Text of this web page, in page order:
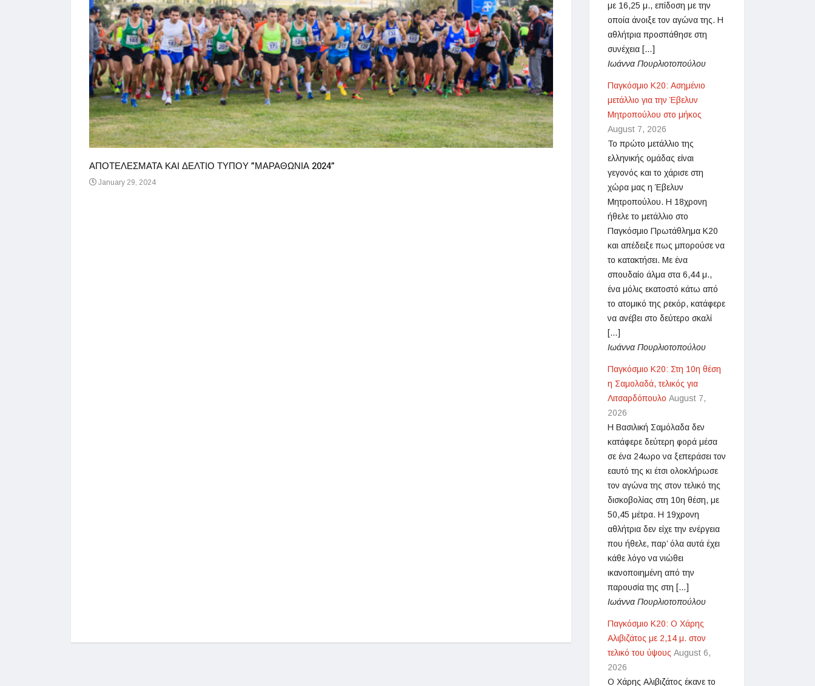
ΑΠΟΤΕΛΕΣΜΑΤΑ ΚΑΙ ΔΕΛΤΙΟ ΤΥΠΟΥ ”ΜΑΡΑΘΩΝΙΑ 2024”
January 29, 2024
ΑΠΟΤΕΛΕΣΜΑΤΑ ΑΓΩΝΩΝ ΣΤΙΒΟΥ ”ΤΑΣΟΣ ΞΕΝΟΣ 2026”
με 16,25 μ., επίδοση με την
οποία άνοιξε τον αγώνα της. Η
αθλήτρια προσπάθησε στη
συνέχεια […]
Ιωάννα Πουρλιοτοπούλου
Παγκόσμιο Κ20: Ασημένιο
μετάλλιο για την Έβελυν
Μητροπούλου στο μήκος
August 7, 2026
Το πρώτο μετάλλιο της
ελληνικής ομάδας είναι
γεγονός και το χάρισε στη
χώρα μας η Έβελυν
Μητροπούλου. Η 18χρονη
ήθελε το μετάλλιο στο
Παγκόσμιο Πρωτάθλημα Κ20
και απέδειξε πως μπορούσε να
το κατακτήσει. Με ένα
σπουδαίο άλμα στα 6,44 μ.,
ένα μόλις εκατοστό κάτω από
το ατομικό της ρεκόρ, κατάφερε
να ανέβει στο δεύτερο σκαλί
[…]
Ιωάννα Πουρλιοτοπούλου
Παγκόσμιο Κ20: Στη 10η θέση
η Σαμολαδά, τελικός για
Λιτσαρδόπουλο August 7,
2026
Η Βασιλική Σαμόλαδα δεν
κατάφερε δεύτερη φορά μέσα
σε ένα 24ωρο να ξεπεράσει τον
εαυτό της κι έτσι ολοκλήρωσε
τον αγώνα της στον τελικό της
δισκοβολίας στη 10η θέση, με
50,45 μέτρα. Η 19χρονη
αθλήτρια δεν είχε την ενέργεια
που ήθελε, παρ’ όλα αυτά έχει
κάθε λόγο να νιώθει
ικανοποιημένη από την
παρουσία της στη […]
Ιωάννα Πουρλιοτοπούλου
Παγκόσμιο Κ20: Ο Χάρης
Αλιβιζάτος με 2,14 μ. στον
τελικό του ύψους August 6,
2026
Ο Χάρης Αλιβιζάτος έκανε το